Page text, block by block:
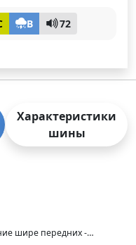
B 72
Характеристики
шины
шире передних -